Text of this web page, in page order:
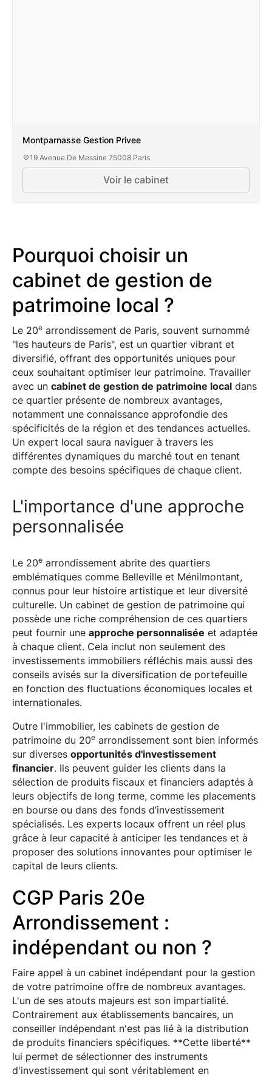
Montparnasse Gestion Privee
19 Avenue De Messine 75008 Paris
Voir le cabinet
Pourquoi choisir un
cabinet de gestion de
patrimoine local ?
Le 20earrondissement de Paris, souvent surnommé
"les hauteurs de Paris", est un quartier vibrant et
diversifié, offrant des opportunités uniques pour
ceux souhaitant optimiser leur patrimoine. Travailler
avec un cabinet de gestion de patrimoine localdans
ce quartier présente de nombreux avantages,
notamment une connaissance approfondie des
spécificités de la région et des tendances actuelles.
Un expert local saura naviguer à travers les
différentes dynamiques du marché tout en tenant
compte des besoins spécifiques de chaque client.
L'importance d'une approche
personnalisée
Le 20earrondissement abrite des quartiers
emblématiques comme Belleville et Ménilmontant,
connus pour leur histoire artistique et leur diversité
culturelle. Un cabinet de gestion de patrimoine qui
possède une riche compréhension de ces quartiers
peut fournir une approche personnalisée et adaptée
à chaque client. Cela inclut non seulement des
investissements immobiliers réfléchis mais aussi des
conseils avisés sur la diversification de portefeuille
en fonction des fluctuations économiques locales et
internationales.
Outre l'immobilier, les cabinets de gestion de
patrimoine du 20earrondissement sont bien informés
sur diverses opportunités d'investissement
financier. Ils peuvent guider les clients dans la
sélection de produits fiscaux et financiers adaptés à
leurs objectifs de long terme, comme les placements
en bourse ou dans des fonds d’investissement
spécialisés. Les experts locaux offrent un réel plus
grâce à leur capacité à anticiper les tendances et à
proposer des solutions innovantes pour optimiser le
capital de leurs clients.
CGP Paris 20e
Arrondissement :
indépendant ou non ?
Faire appel à un cabinet indépendant pour la gestion
de votre patrimoine offre de nombreux avantages.
L'un de ses atouts majeurs est son impartialité.
Contrairement aux établissements bancaires, un
conseiller indépendant n'est pas lié à la distribution
de produits financiers spécifiques. **Cette liberté**
lui permet de sélectionner des instruments
d'investissement qui sont véritablement en